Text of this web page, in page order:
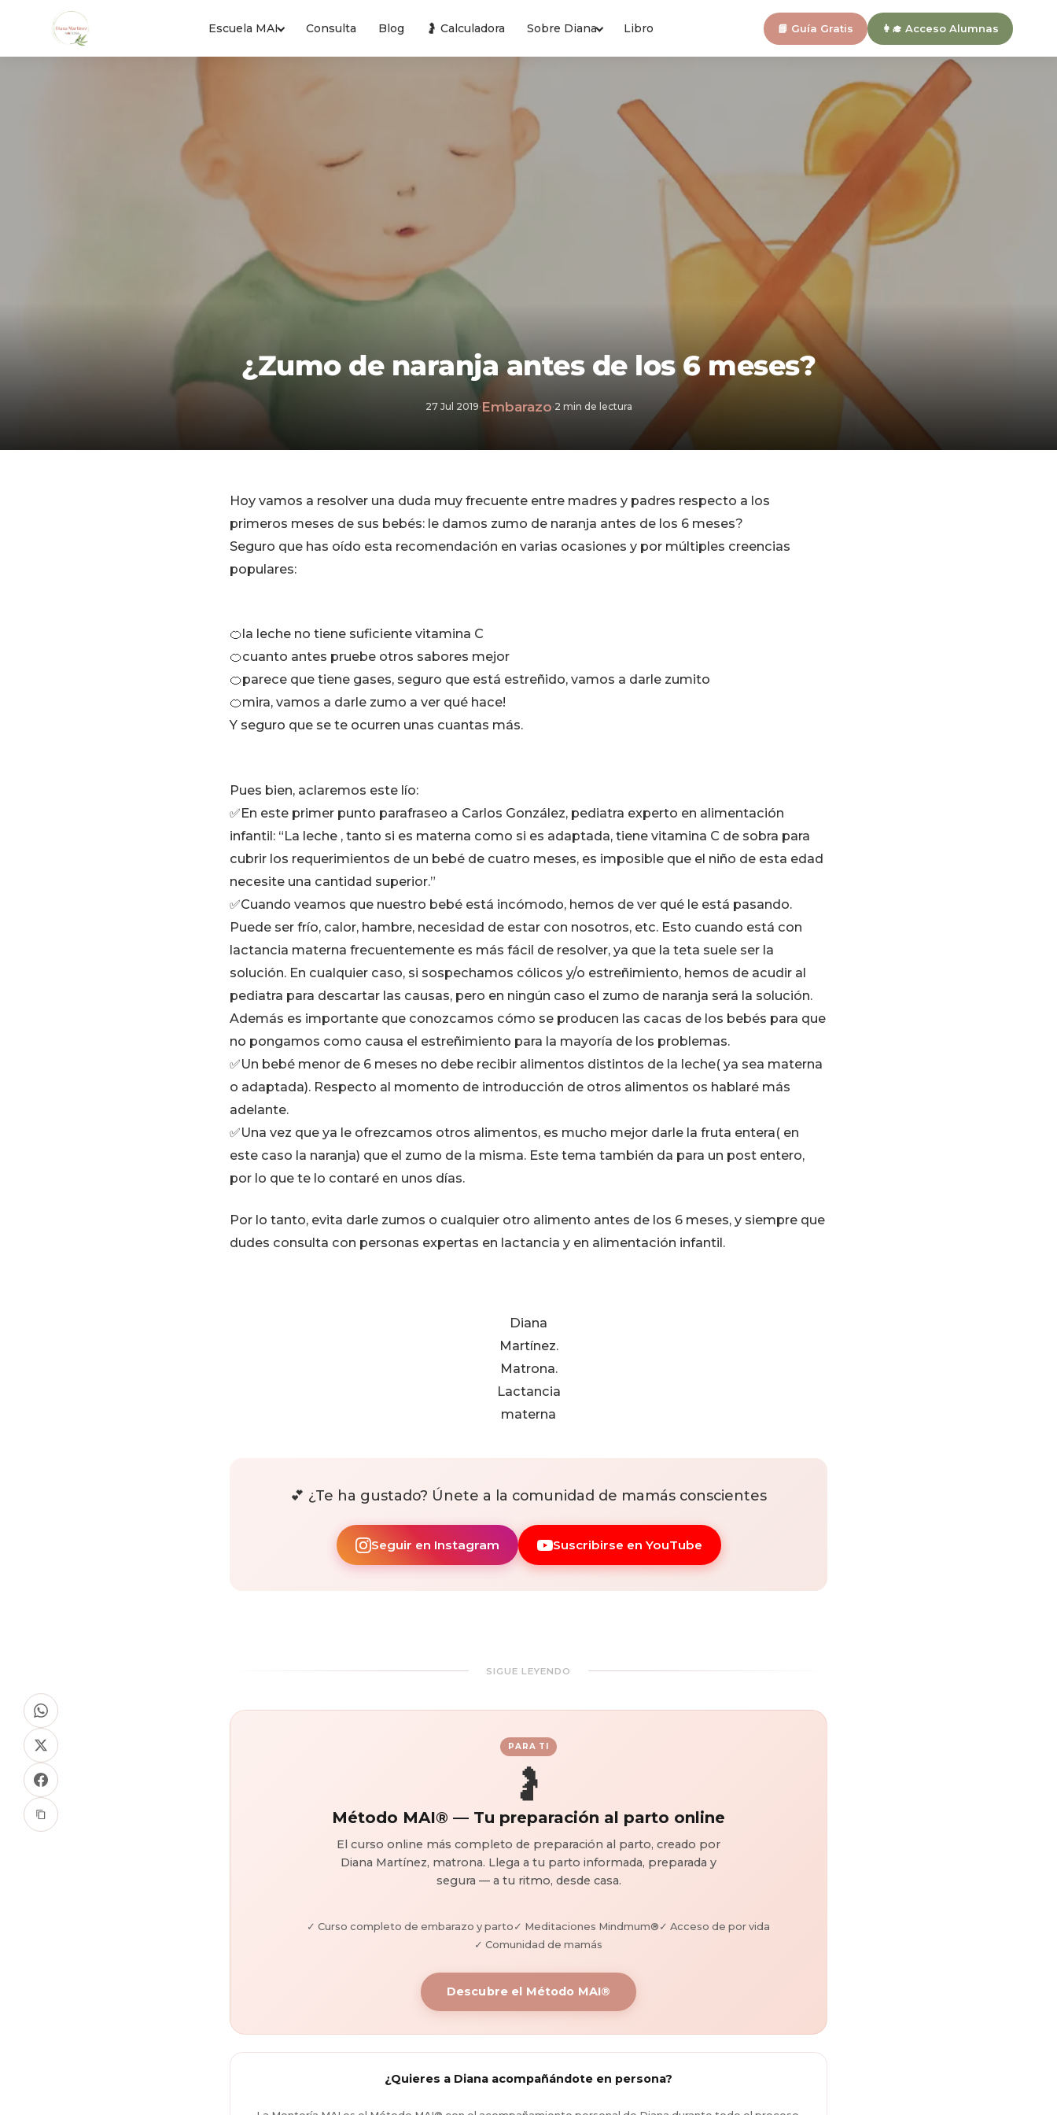
¿Zumo de naranja antes de los 6 meses?
27 Jul 2019· Embarazo·2 min de lectura
Hoy vamos a resolver una duda muy frecuente entre madres y padres respecto a los
primeros meses de sus bebés: le damos zumo de naranja antes de los 6 meses?
Seguro que has oído esta recomendación en varias ocasiones y por múltiples creencias
populares:
🍊la leche no tiene suficiente vitamina C
🍊cuanto antes pruebe otros sabores mejor
🍊parece que tiene gases, seguro que está estreñido, vamos a darle zumito
🍊mira, vamos a darle zumo a ver qué hace!
Y seguro que se te ocurren unas cuantas más.
Pues bien, aclaremos este lío:
✅En este primer punto parafraseo a Carlos González, pediatra experto en alimentación
infantil: “La leche , tanto si es materna como si es adaptada, tiene vitamina C de sobra para
cubrir los requerimientos de un bebé de cuatro meses, es imposible que el niño de esta edad
necesite una cantidad superior.”
✅Cuando veamos que nuestro bebé está incómodo, hemos de ver qué le está pasando.
Puede ser frío, calor, hambre, necesidad de estar con nosotros, etc. Esto cuando está con
lactancia materna frecuentemente es más fácil de resolver, ya que la teta suele ser la
solución. En cualquier caso, si sospechamos cólicos y/o estreñimiento, hemos de acudir al
pediatra para descartar las causas, pero en ningún caso el zumo de naranja será la solución.
Además es importante que conozcamos cómo se producen las cacas de los bebés para que
no pongamos como causa el estreñimiento para la mayoría de los problemas.
✅Un bebé menor de 6 meses no debe recibir alimentos distintos de la leche( ya sea materna
o adaptada). Respecto al momento de introducción de otros alimentos os hablaré más
adelante.
✅Una vez que ya le ofrezcamos otros alimentos, es mucho mejor darle la fruta entera( en
este caso la naranja) que el zumo de la misma. Este tema también da para un post entero,
por lo que te lo contaré en unos días.
Por lo tanto, evita darle zumos o cualquier otro alimento antes de los 6 meses, y siempre que
dudes consulta con personas expertas en lactancia y en alimentación infantil.
Diana
Martínez.
Matrona.
Lactancia
materna
💕 ¿Te ha gustado? Únete a la comunidad de mamás conscientes
Seguir en Instagram Suscribirse en YouTube
SIGUE LEYENDO
PARA TI
🤰
Método MAI® — Tu preparación al parto online
El curso online más completo de preparación al parto, creado por
Diana Martínez, matrona. Llega a tu parto informada, preparada y
segura — a tu ritmo, desde casa.
✓ Curso completo de embarazo y parto✓ Meditaciones Mindmum®✓ Acceso de por vida
✓ Comunidad de mamás
Descubre el Método MAI®
¿Quieres a Diana acompañándote en persona?
Escuela MAI Consulta Blog 🤰 Calculadora Sobre Diana Libro 📘 Guía Gratis 👩‍🎓 Acceso Alumnas